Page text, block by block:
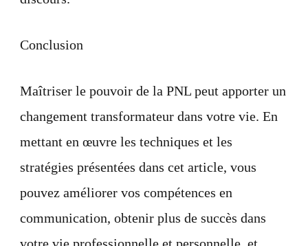
Conclusion
Maîtriser le pouvoir de la PNL peut apporter un
changement transformateur dans votre vie. En
mettant en œuvre les techniques et les
stratégies présentées dans cet article, vous
pouvez améliorer vos compétences en
communication, obtenir plus de succès dans